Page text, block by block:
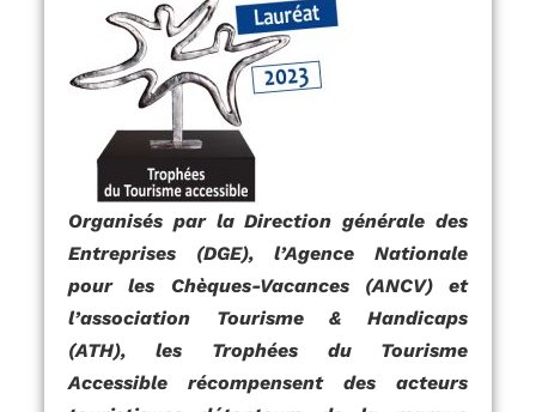
Organisés par la Direction générale des
Entreprises (DGE), l’Agence Nationale
pour les Chèques-Vacances (ANCV) et
l’association Tourisme & Handicaps
(ATH), les Trophées du Tourisme
Accessible récompensent des acteurs